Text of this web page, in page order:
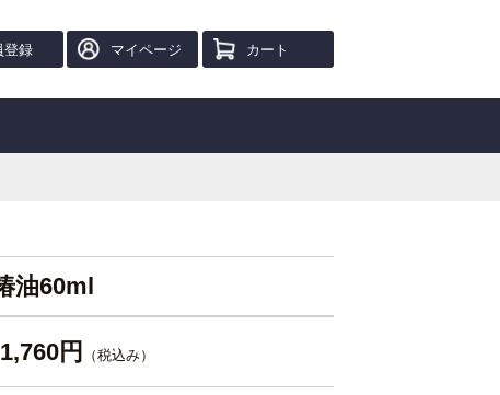
登録 マイページ カート
油60ml
1,760円 （税込み）